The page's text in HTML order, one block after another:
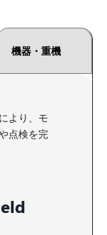
機器・重機
より、モ
点検を完